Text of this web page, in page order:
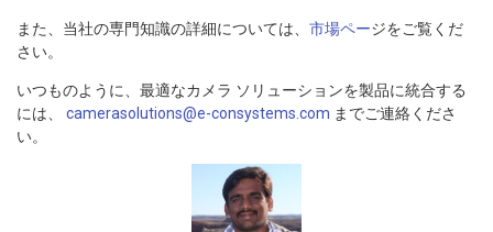
また、当社の専門知識の詳細については、 市場ページをご覧くだ
さい。
いつものように、最適なカメラ ソリューションを製品に統合する
には、 camerasolutions@e-consystems.com までご連絡くださ
い。